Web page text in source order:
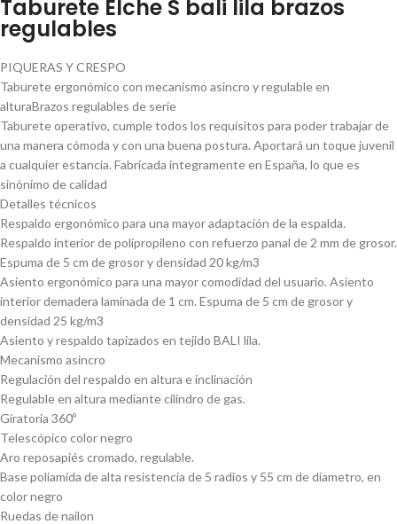
Taburete Elche S bali lila brazos
regulables
PIQUERAS Y CRESPO
Taburete ergonómico con mecanismo asincro y regulable en
alturaBrazos regulables de serie
Taburete operativo, cumple todos los requisitos para poder trabajar de
una manera cómoda y con una buena postura. Aportará un toque juvenil
a cualquier estancia. Fabricada integramente en España, lo que es
sinónimo de calidad
Detalles técnicos
Respaldo ergonómico para una mayor adaptación de la espalda.
Respaldo interior de polipropileno con refuerzo panal de 2 mm de grosor.
Espuma de 5 cm de grosor y densidad 20 kg/m3
Asiento ergonómico para una mayor comodidad del usuario. Asiento
interior demadera laminada de 1 cm. Espuma de 5 cm de grosor y
densidad 25 kg/m3
Asiento y respaldo tapizados en tejido BALI lila.
Mecanismo asincro
Regulación del respaldo en altura e inclinación
Regulable en altura mediante cilindro de gas.
Giratoria 360º
Telescópico color negro
Aro reposapiés cromado, regulable.
Base poliamida de alta resistencia de 5 radios y 55 cm de diametro, en
color negro
Ruedas de nailon